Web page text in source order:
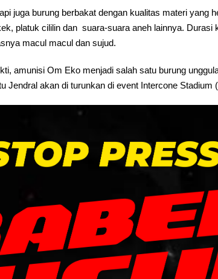
juga burung berbakat dengan kualitas materi yang
platuk cililin dan suara-suara aneh lainnya. Durasi
macul macul dan sujud.
amunisi Om Eko menjadi salah satu burung
Jendral akan di turunkan di event Intercone Stadium